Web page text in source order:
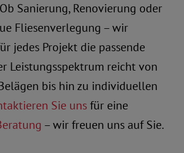
Sanierung, Renovierung oder
Fliesenverlegung – wir
jedes Projekt die passende
Leistungsspektrum reicht von
bis hin zu individuellen
Sie unsfür eine
– wir freuen uns auf Sie.